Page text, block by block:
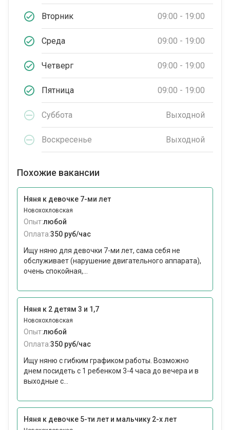
Вторник 09:00 - 19:00
Среда 09:00 - 19:00
Четверг 09:00 - 19:00
Пятница 09:00 - 19:00
Суббота Выходной
Воскресенье Выходной
Похожие вакансии
Няня к девочке 7-ми лет
Новохохловская
Опыт:любой
Оплата:350 руб/час
Ищу няню для девочки 7-ми лет, сама себя не
обслуживает (нарушение двигательного аппарата),
очень спокойная,...
Няня к 2 детям 3 и 1,7
Новохохловская
Опыт:любой
Оплата:350 руб/час
Ищу няню с гибким графиком работы. Возможно
днем посидеть с 1 ребенком 3-4 часа до вечера и в
выходные с...
Няня к девочке 5-ти лет и мальчику 2-х лет